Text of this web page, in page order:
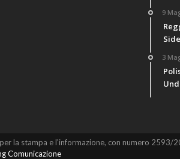
9
3
la stampa e l'informazione, con numero
Comunicazione